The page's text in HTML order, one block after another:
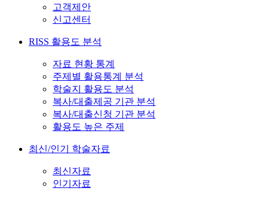
고객제안
신고센터
RISS 활용도 분석
자료 현황 통계
주제별 활용통계 분석
학술지 활용도 분석
복사/대출제공 기관 분석
복사/대출신청 기관 분석
활용도 높은 주제
최신/인기 학술자료
최신자료
인기자료